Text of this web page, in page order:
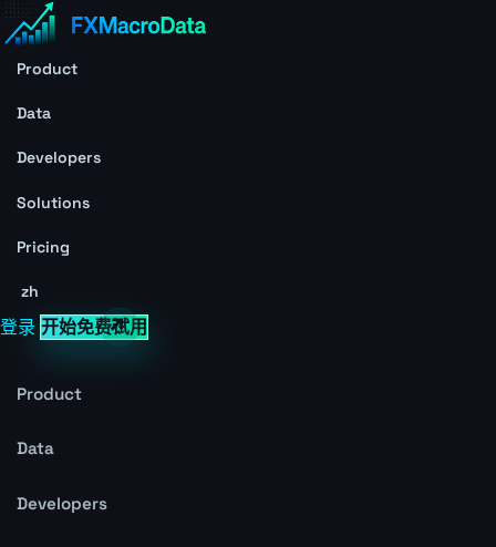
Product
Data
Developers
Solutions
Pricing
zh
登录 开始免费试用
Product
Data
Developers